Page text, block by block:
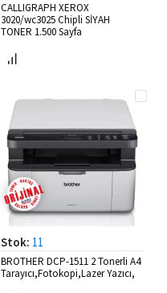
CALLIGRAPH XEROX
3020/wc3025 Chipli SİYAH
TONER 1.500 Sayfa
Stok: 11
BROTHER DCP-1511 2 Tonerli A4
Tarayıcı,Fotokopi,Lazer Yazıcı,